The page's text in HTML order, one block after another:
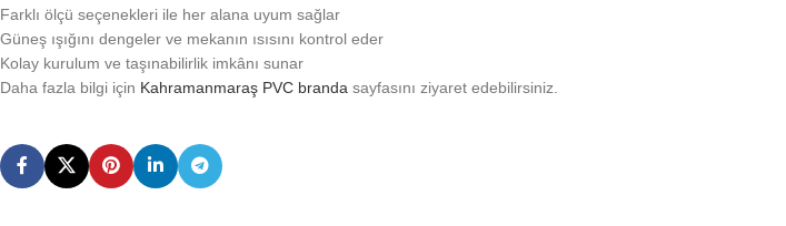
Farklı ölçü seçenekleri ile her alana uyum sağlar
Güneş ışığını dengeler ve mekanın ısısını kontrol eder
Kolay kurulum ve taşınabilirlik imkânı sunar
Daha fazla bilgi için Kahramanmaraş PVC branda sayfasını ziyaret edebilirsiniz.